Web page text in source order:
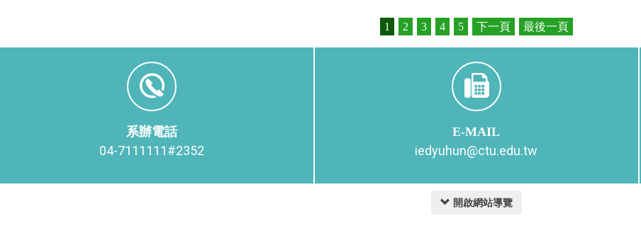
1 2 3 4 5 下一頁 最後一頁
系辦電話
04-7111111#2352
E-MAIL
iedyuhun@ctu.edu.tw
開啟網站導覽